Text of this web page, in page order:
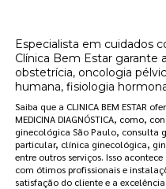
Especialista em cuidados
Clínica Bem Estar
obstetrícia, oncologia
humana, fisiologia
Saiba que a CLINICA BEM ESTAR
MEDICINA DIAGNÓSTICA, como,
ginecológica São Paulo, consulta
particular, clínica ginecológica,
entre outros serviços. Isso
com ótimos profissionais e
satisfação do cliente e a